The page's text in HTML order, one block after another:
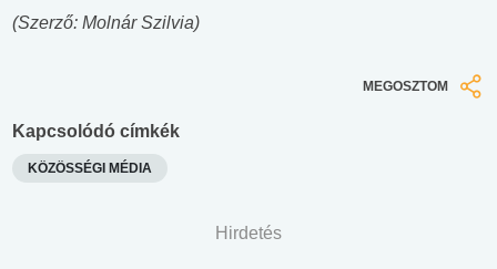
(Szerző: Molnár Szilvia)
MEGOSZTOM
Kapcsolódó címkék
KÖZÖSSÉGI MÉDIA
Hirdetés